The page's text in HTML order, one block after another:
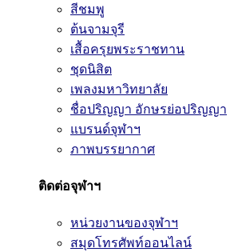
สีชมพู
ต้นจามจุรี
เสื้อครุยพระราชทาน
ชุดนิสิต
เพลงมหาวิทยาลัย
ชื่อปริญญา อักษรย่อปริญญา
แบรนด์จุฬาฯ
ภาพบรรยากาศ
ติดต่อจุฬาฯ
หน่วยงานของจุฬาฯ
สมุดโทรศัพท์ออนไลน์